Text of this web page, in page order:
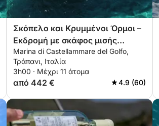
Σκόπελο και Κρυμμένοι Όρμοι –
Εκδρομή με σκάφος μισής
ημέρας
Marina di Castellammare del Golfo,
Τράπανι, Ιταλία
3h00 · Μέχρι 11 άτομα
από 442 € 4.9 (60)